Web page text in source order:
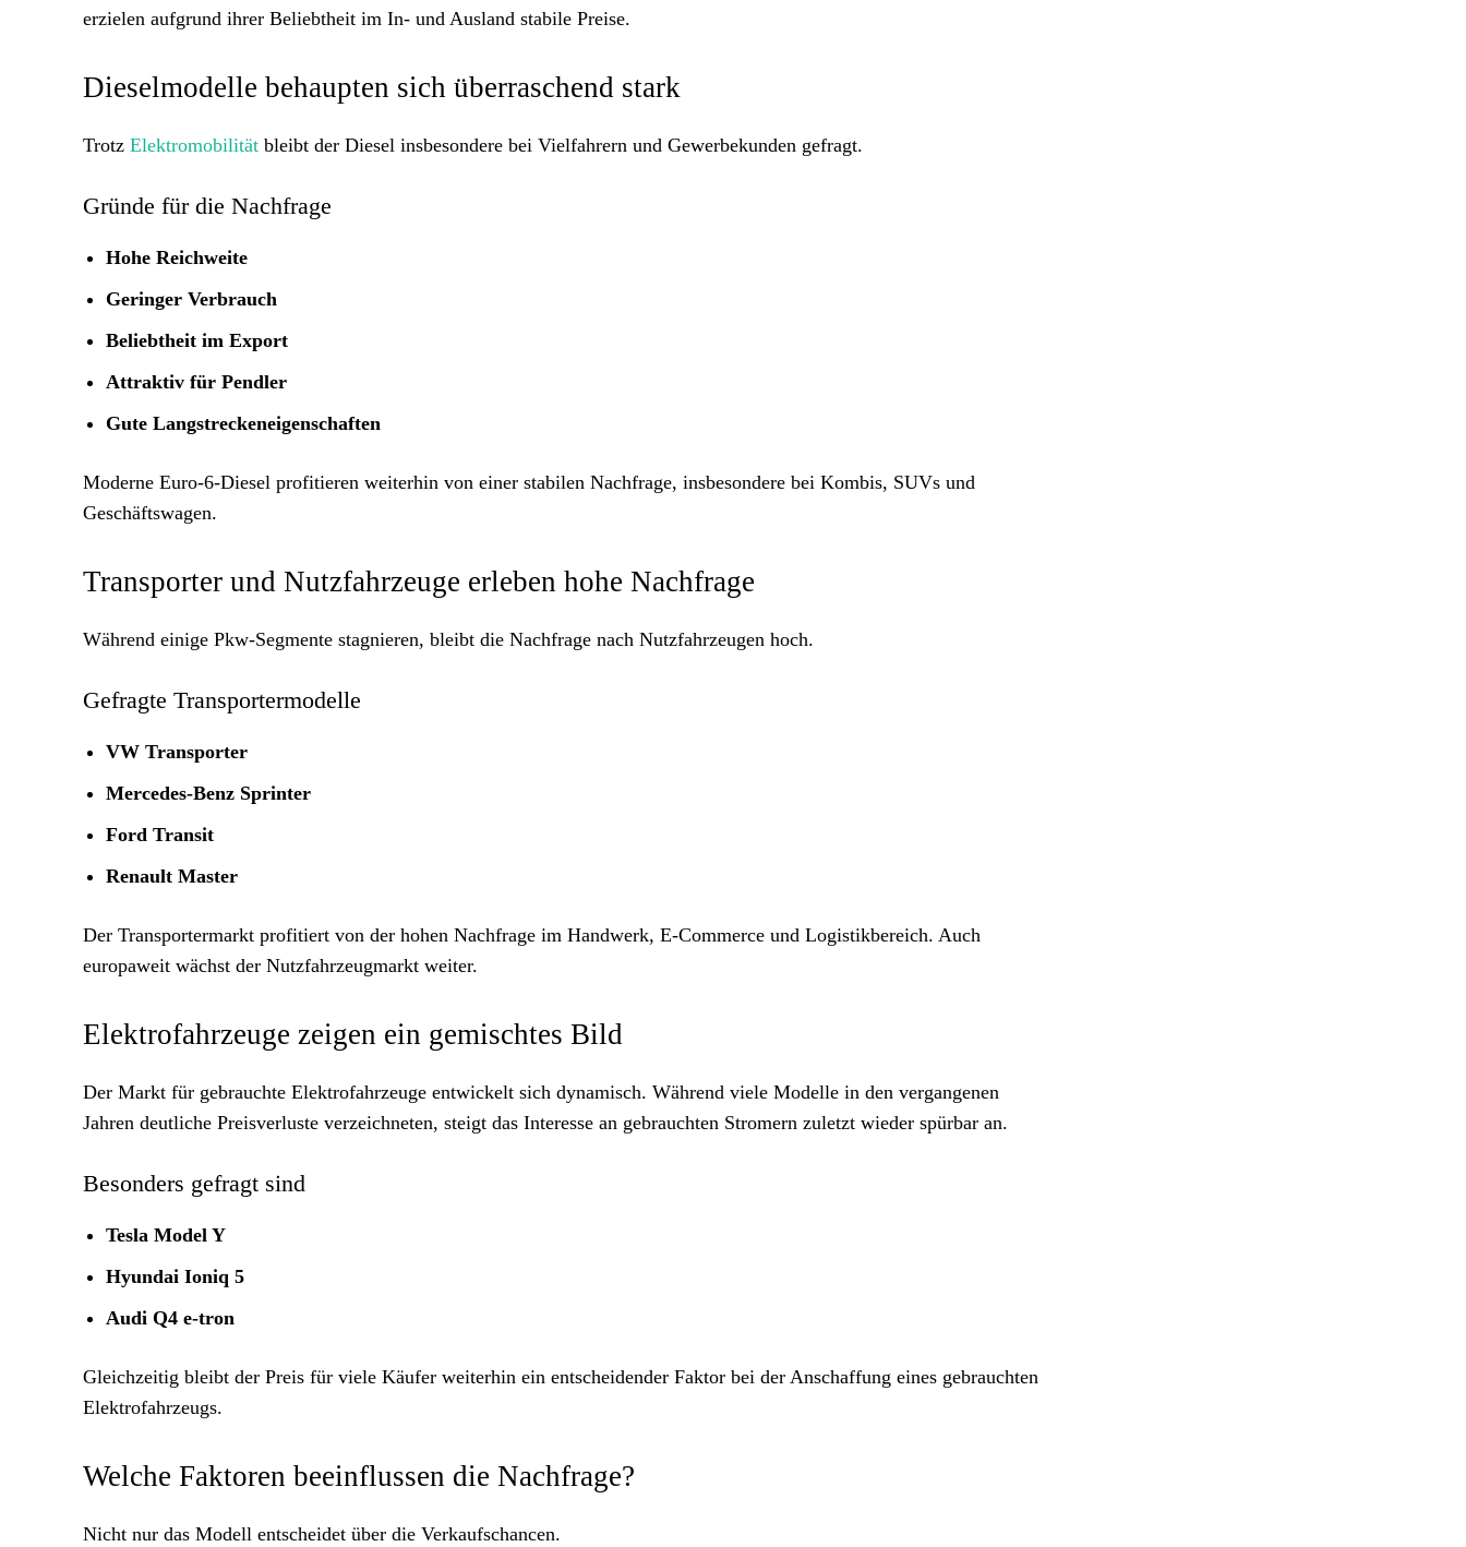
erzielen aufgrund ihrer Beliebtheit im In- und Ausland stabile Preise.
Dieselmodelle behaupten sich überraschend stark
Trotz Elektromobilität bleibt der Diesel insbesondere bei Vielfahrern und Gewerbekunden gefragt.
Gründe für die Nachfrage
Hohe Reichweite
Geringer Verbrauch
Beliebtheit im Export
Attraktiv für Pendler
Gute Langstreckeneigenschaften
Moderne Euro-6-Diesel profitieren weiterhin von einer stabilen Nachfrage, insbesondere bei Kombis, SUVs und
Geschäftswagen.
Transporter und Nutzfahrzeuge erleben hohe Nachfrage
Während einige Pkw-Segmente stagnieren, bleibt die Nachfrage nach Nutzfahrzeugen hoch.
Gefragte Transportermodelle
VW Transporter
Mercedes-Benz Sprinter
Ford Transit
Renault Master
Der Transportermarkt profitiert von der hohen Nachfrage im Handwerk, E-Commerce und Logistikbereich. Auch
europaweit wächst der Nutzfahrzeugmarkt weiter.
Elektrofahrzeuge zeigen ein gemischtes Bild
Der Markt für gebrauchte Elektrofahrzeuge entwickelt sich dynamisch. Während viele Modelle in den vergangenen
Jahren deutliche Preisverluste verzeichneten, steigt das Interesse an gebrauchten Stromern zuletzt wieder spürbar an.
Besonders gefragt sind
Tesla Model Y
Hyundai Ioniq 5
Audi Q4 e-tron
Gleichzeitig bleibt der Preis für viele Käufer weiterhin ein entscheidender Faktor bei der Anschaffung eines gebrauchten
Elektrofahrzeugs.
Welche Faktoren beeinflussen die Nachfrage?
Nicht nur das Modell entscheidet über die Verkaufschancen.